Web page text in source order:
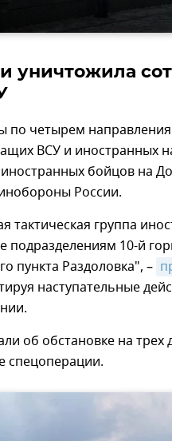
уничтожила
по четырем
ВСУ и иностранных
иностранных бойцов на
России.
тактическая группа
подразделениям 10-й
пункта Раздоловка", –
наступательные
об обстановке на трех
спецоперации.